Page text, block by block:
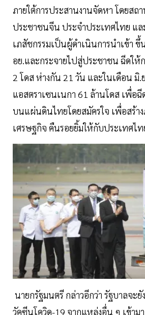
ภายใต้การประสานงานจัดหา โดยสถ
ประชาชนจีน ประจำประเทศไทย แล
เภสัชกรรมเป็นผู้ดำเนินการนำเข้า
อย.และกระจายไปสู่ประชาชน ฉีดให้
2 โดส ห่างกัน 21 วัน และในเดือน มิ.
แอสตราเซนเนกา 61 ล้านโดส เพื่อ
บนแผ่นดินไทยโดยสมัครใจ เพื่อสร้า
เศรษฐกิจ คืนรอยยิ้มให้กับประเทศไท
นายกรัฐมนตรี กล่าวอีกว่า รัฐบาลจะ
วัคซีนโควิด-19 จากแหล่งอื่น ๆ เข้าม